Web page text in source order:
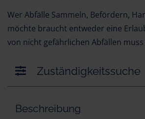
Wer Abfälle Sammeln, Befördern,
möchte braucht entweder eine
von nicht gefährlichen Abfällen
Zuständigkeitssuche
Beschreibung